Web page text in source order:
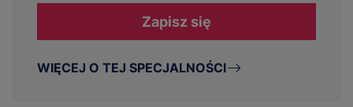
Zapisz się
WIĘCEJ O TEJ SPECJALNOŚCI